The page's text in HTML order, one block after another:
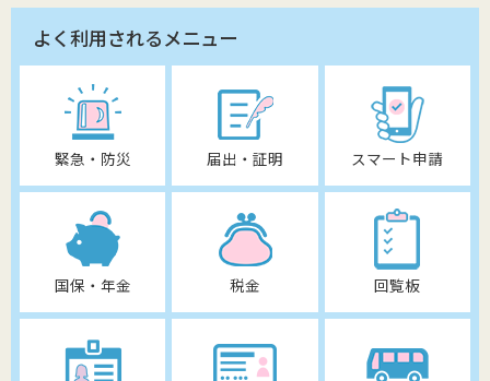
よく利用されるメニュー
緊急・防災 届出・証明 スマート申請
国保・年金 税金 回覧板